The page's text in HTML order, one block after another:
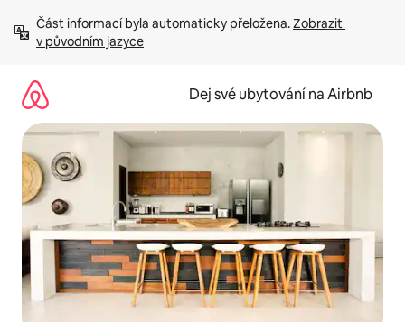
obsah
Část informací byla automaticky přeložena. Zobrazit
v původním jazyce
Dej své ubytování na Airbnb